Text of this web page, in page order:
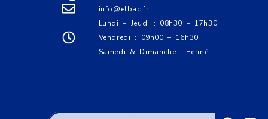
info@elbac.fr
Lundi – Jeudi : 08h30 – 17h30
Vendredi : 09h00 – 16h30
Samedi & Dimanche : Fermé